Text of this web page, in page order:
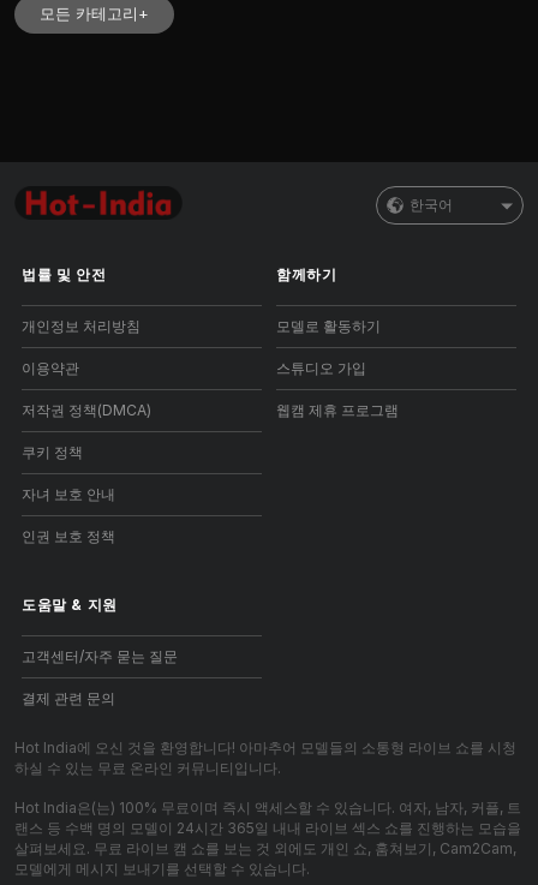
모든 카테고리+
한국어
법률 및 안전
개인정보 처리방침
이용약관
저작권 정책(DMCA)
쿠키 정책
자녀 보호 안내
인권 보호 정책
함께하기
모델로 활동하기
스튜디오 가입
웹캠 제휴 프로그램
도움말& 지원
고객센터/자주 묻는 질문
결제 관련 문의
Hot India에 오신 것을 환영합니다! 아마추어 모델들의 소통형 라이브 쇼를 시청
하실 수 있는 무료 온라인 커뮤니티입니다.
Hot India은(는) 100% 무료이며 즉시 액세스할 수 있습니다. 여자, 남자, 커플, 트
랜스 등 수백 명의 모델이 24시간 365일 내내 라이브 섹스 쇼를 진행하는 모습을
살펴보세요. 무료 라이브 캠 쇼를 보는 것 외에도 개인 쇼, 훔쳐보기, Cam2Cam,
모델에게 메시지 보내기를 선택할 수 있습니다.